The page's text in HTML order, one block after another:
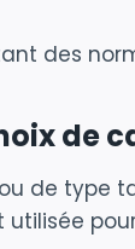
des
de
de type